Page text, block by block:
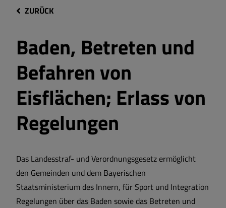
ZURÜCK
Baden, Betreten und
Befahren von
Eisflächen; Erlass von
Regelungen
Das Landesstraf- und Verordnungsgesetz ermöglicht
den Gemeinden und dem Bayerischen
Staatsministerium des Innern, für Sport und Integration
Regelungen über das Baden sowie das Betreten und